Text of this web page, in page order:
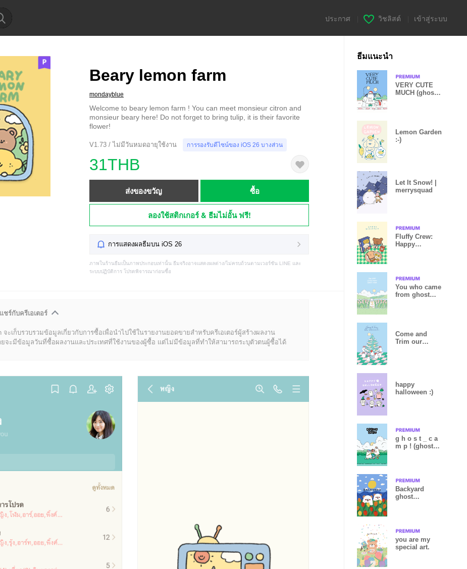
ประกาศ วิชลิสต์ เข้าสู่ระบบ
Beary lemon farm
mondayblue
Welcome to beary lemon farm ! You can meet monsieur citron and
monsieur beary here! Do not forget to bring tulip, it is their favorite
flower!
V1.73 / ไม่มีวันหมดอายุใช้งาน การรองรับดีไซน์ของ iOS 26 บางส่วน
31THB
ส่งของขวัญ ซื้อ
ลองใช้สติกเกอร์ & ธีมไม่อั้น ฟรี!
การแสดงผลธีมบน iOS 26
ภาพในร้านธีมเป็นภาพประกอบเท่านั้น ธีมจริงอาจแสดงผลต่าง/ไม่ครบถ้วนตามเวอร์ชัน LINE และ
ระบบปฏิบัติการ โปรดพิจารณาก่อนซื้อ
ร์กับครีเอเตอร์
จะเก็บรวบรวมข้อมูลเกี่ยวกับการซื้อเพื่อนำไปใช้ในรายงานยอดขายสำหรับครีเอเตอร์ผู้สร้างผลงาน
ยจะมีข้อมูลวันที่ซื้อผลงานและประเทศที่ใช้งานของผู้ซื้อ แต่ไม่มีข้อมูลที่ทำให้สามารถระบุตัวตนผู้ซื้อได้
ธีมแนะนำ
VERY CUTE
MUCH (ghost
Lemon Garden
:-)
Let It Snow! |
merrysquad
Fluffy Crew:
Happy
You who came
from ghost
Come and
Trim our
happy
halloween :)
g h o s t _ c a
m p ! (ghost
Backyard
ghost
you are my
special art.